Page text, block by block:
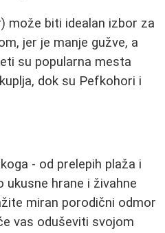
može biti idealan izbor za
jer je manje gužve, a
su popularna mesta
dok su Pefkohori i
- od prelepih plaža i
hrane i živahne
miran porodični odmor
vas oduševiti svojom